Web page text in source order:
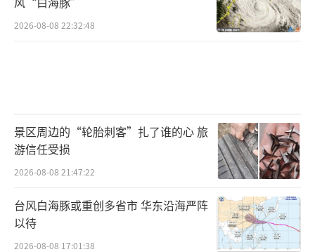
2026-08-08 22:32:48
景区周边的“轮胎刺客”扎了谁的心 旅
游信任受损
2026-08-08 21:47:22
台风白海豚或重创多省市 华东沿海严阵
以待
2026-08-08 17:01:38